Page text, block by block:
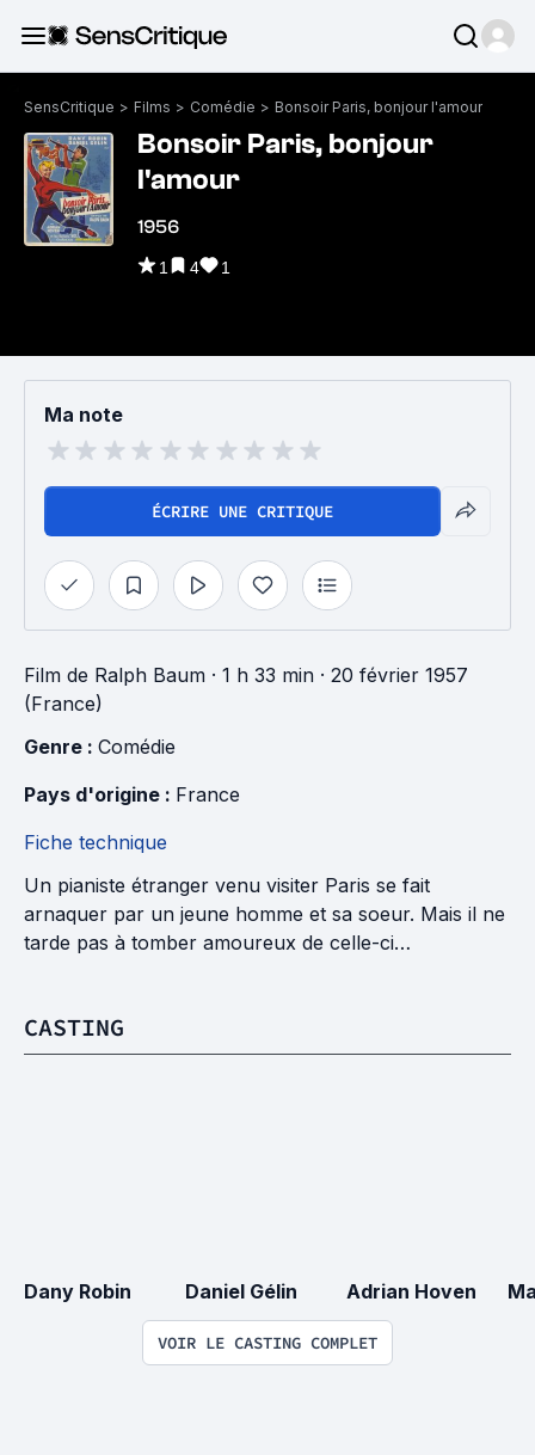
SensCritique > Films > Comédie > Bonsoir Paris, bonjour l'amour
Bonsoir Paris, bonjour
l'amour
1956
1 4 1
Ma note
ÉCRIRE UNE CRITIQUE
Film de Ralph Baum · 1 h 33 min · 20 février 1957
(France)
Genre : Comédie
Pays d'origine : France
Fiche technique
Un pianiste étranger venu visiter Paris se fait
arnaquer par un jeune homme et sa soeur. Mais il ne
tarde pas à tomber amoureux de celle-ci…
CASTING
Dany Robin Daniel Gélin Adrian Hoven
VOIR LE CASTING COMPLET